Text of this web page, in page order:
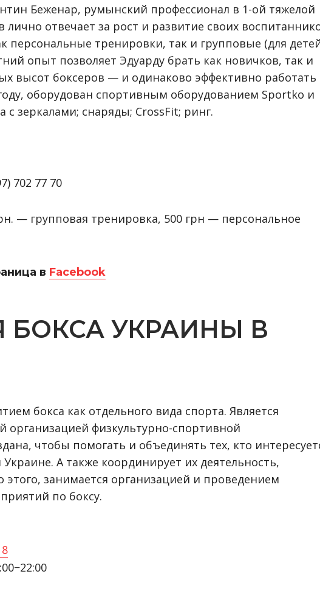
Беженар, румынский профессионал в 1-ой тяжелой
лично отвечает за рост и развитие своих
персональные тренировки, так и групповые (для
опыт позволяет Эдуарду брать как новичков, так и
высот боксеров — и одинаково эффективно работать
оборудован спортивным оборудованием Sportko и
с зеркалами; снаряды; CrossFit; ринг.
702 77 70
— групповая тренировка, 500 грн — персональное
в Facebook
БОКСА УКРАИНЫ В
бокса как отдельного вида спорта. Является
организацией физкультурно-спортивной
чтобы помогать и объединять тех, кто
А также координирует их деятельность,
занимается организацией и проведением
по боксу.